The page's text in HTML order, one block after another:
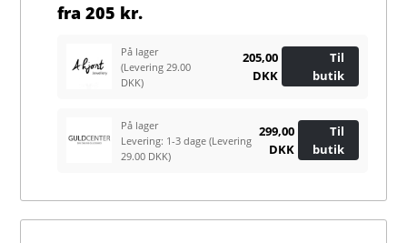
fra205 kr.
På lager
(Levering 29.00
DKK)
205,00
DKK
Til
butik
På lager
Levering: 1-3 dage(Levering
29.00 DKK)
299,00
DKK
Til
butik